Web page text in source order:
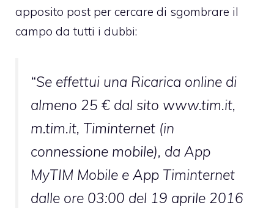
apposito post per cercare di sgombrare il
campo da tutti i dubbi:
“Se effettui una Ricarica online di
almeno 25 € dal sito www.tim.it,
m.tim.it, Timinternet (in
connessione mobile), da App
MyTIM Mobile e App Timinternet
dalle ore 03:00 del 19 aprile 2016